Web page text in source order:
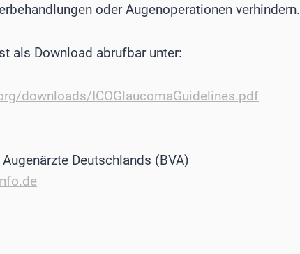
oder Augenoperationen verhindern.
als Download abrufbar unter:
downloads/ICOGlaucomaGuidelines.pdf
Deutschlands (BVA)